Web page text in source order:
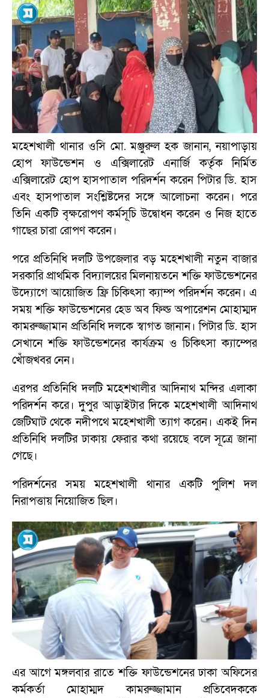
মহেশখালী থানার ওসি মো. মঞ্জুরুল হক জানান, নয়াপাড়ায়
হোপ ফাউন্ডেশন ও এক্সিলারেট এনার্জি কর্তৃক নির্মিত
এক্সিলারেট হোপ হাসপাতাল পরিদর্শন করেন পিটার ডি. হাস
এবং হাসপাতাল সংশ্লিষ্টদের সঙ্গে আলোচনা করেন। পরে
তিনি একটি বৃক্ষরোপণ কর্মসূচি উদ্বোধন করেন ও নিজ হাতে
গাছের চারা রোপণ করেন।
পরে প্রতিনিধি দলটি উপজেলার বড় মহেশখালী নতুন বাজার
সরকারি প্রাথমিক বিদ্যালয়ের মিলনায়তনে শক্তি ফাউন্ডেশনের
উদ্যোগে আয়োজিত ফ্রি চিকিৎসা ক্যাম্প পরিদর্শন করেন। এ
সময় শক্তি ফাউন্ডেশনের হেড অব ফিল্ড অপারেশন মোহাম্মদ
কামরুজ্জামান প্রতিনিধি দলকে স্বাগত জানান। পিটার ডি. হাস
সেখানে শক্তি ফাউন্ডেশনের কার্যক্রম ও চিকিৎসা ক্যাম্পের
খোঁজখবর নেন।
এরপর প্রতিনিধি দলটি মহেশখালীর আদিনাথ মন্দির এলাকা
পরিদর্শন করে। দুপুর আড়াইটার দিকে মহেশখালী আদিনাথ
জেটিঘাট থেকে নদীপথে মহেশখালী ত্যাগ করেন। একই দিন
প্রতিনিধি দলটির ঢাকায় ফেরার কথা রয়েছে বলে সূত্রে জানা
গেছে।
পরিদর্শনের সময় মহেশখালী থানার একটি পুলিশ দল
নিরাপত্তায় নিয়োজিত ছিল।
এর আগে মঙ্গলবার রাতে শক্তি ফাউন্ডেশনের ঢাকা অফিসের
কর্মকর্তা মোহাম্মদ কামরুজ্জামান প্রতিবেদককে